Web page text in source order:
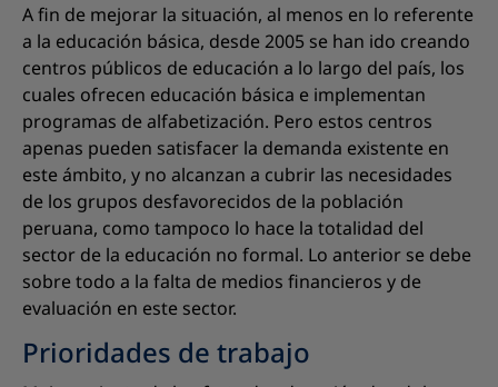
A fin de mejorar la situación, al menos en lo referente
a la educación básica, desde 2005 se han ido creando
centros públicos de educación a lo largo del país, los
cuales ofrecen educación básica e implementan
programas de alfabetización. Pero estos centros
apenas pueden satisfacer la demanda existente en
este ámbito, y no alcanzan a cubrir las necesidades
de los grupos desfavorecidos de la población
peruana, como tampoco lo hace la totalidad del
sector de la educación no formal. Lo anterior se debe
sobre todo a la falta de medios financieros y de
evaluación en este sector.
Prioridades de trabajo